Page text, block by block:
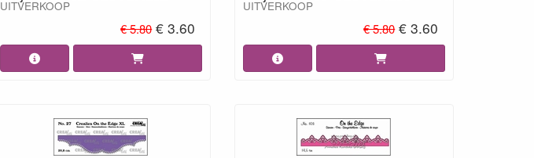
UITVERKOOP
€ 5.80 € 3.60
UITVERKOOP
€ 5.80 € 3.60